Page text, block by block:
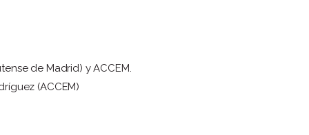
de Madrid) y ACCEM.
(ACCEM)